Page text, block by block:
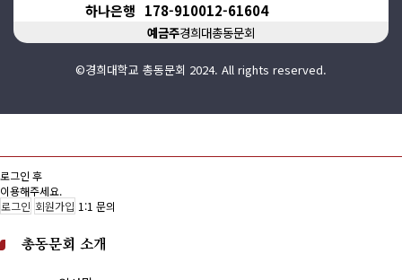
하나은행 178-910012-61604
예금주경희대총동문회
©경희대학교 총동문회 2024. All rights reserved.
로그인 후
이용해주세요.
로그인 회원가입 1:1 문의
총동문회 소개